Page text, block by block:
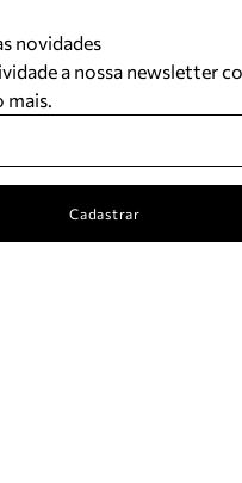
novidades
a nossa newsletter
mais.
Cadastrar